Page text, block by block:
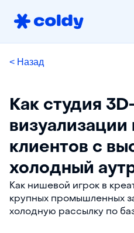
< Назад
Как студия
визуализации
клиентов с
холодный
Как нишевой игрок в
крупных промышленных
холодную рассылку по